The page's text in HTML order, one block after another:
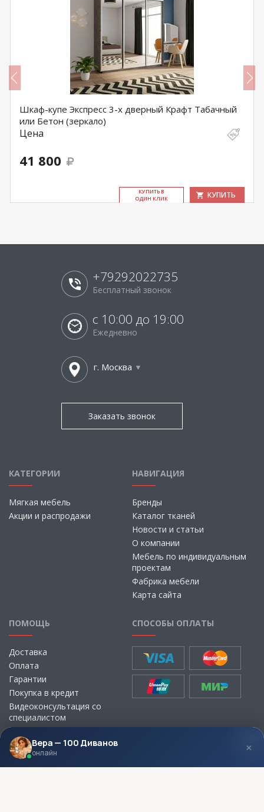
Шкаф-купе Экспресс 3-х дверный Крафт Табачный
или Бетон (зеркало)
Цена
41 800
КУ­ПИТЬ В
ОДИН КЛИК
КУПИТЬ
+79292022735
Бесплатный звонок
с 10:00 до 19:00
Ежедневно
г. Москва
Заказать звонок
КАТЕГОРИИ
Мягкая мебель
Акции и распродажи
НАВИГАЦИЯ
Бренды
Каталог тканей
Новости и статьи
О компании
Мебель по индивидуальным
проектам
Фабрика мебели
Карта сайта
ПОМОЩЬ
Доставка
Оплата
Гарантии
Покупка в кредит
Видеоконсультация со
специалистом
Выбор ткани для мебели без
визита в магазин
СПОСОБЫ ОПЛАТЫ
МЫ В СОЦСЕТЯХ КОНТАКТЫ
Вера — 100 Диванов
онлайн ×